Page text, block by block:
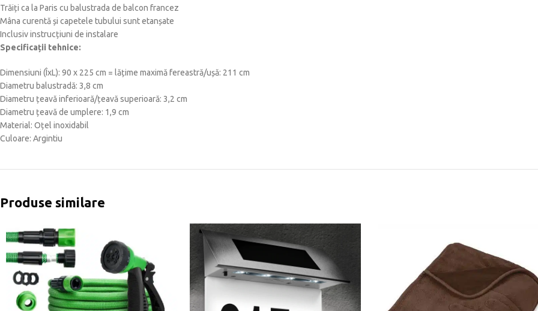
Trăiți ca la Paris cu balustrada de balcon francez
Mâna curentă și capetele tubului sunt etanșate
Inclusiv instrucțiuni de instalare
Specificații tehnice:
Dimensiuni (ÎxL): 90 x 225 cm = lățime maximă fereastră/ușă: 211 cm
Diametru balustradă: 3,8 cm
Diametru țeavă inferioară/țeavă superioară: 3,2 cm
Diametru țeavă de umplere: 1,9 cm
Material: Oțel inoxidabil
Culoare: Argintiu
Produse similare